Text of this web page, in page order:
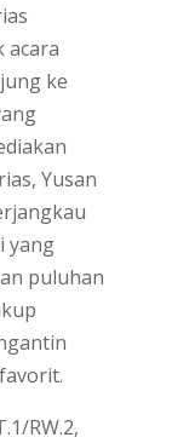
acara
ke
Yusan
yang
puluhan
RW.2,